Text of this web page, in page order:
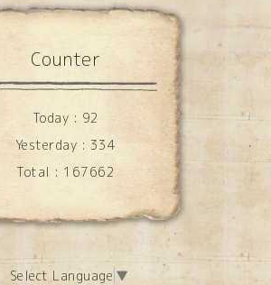
Counter
Today : 92
Yesterday : 334
Total : 167662
Select Language ▼